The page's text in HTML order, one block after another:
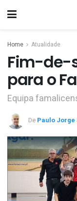
Home Atualidade
Fim-de-
para o
Equipa
De Paulo Jorge